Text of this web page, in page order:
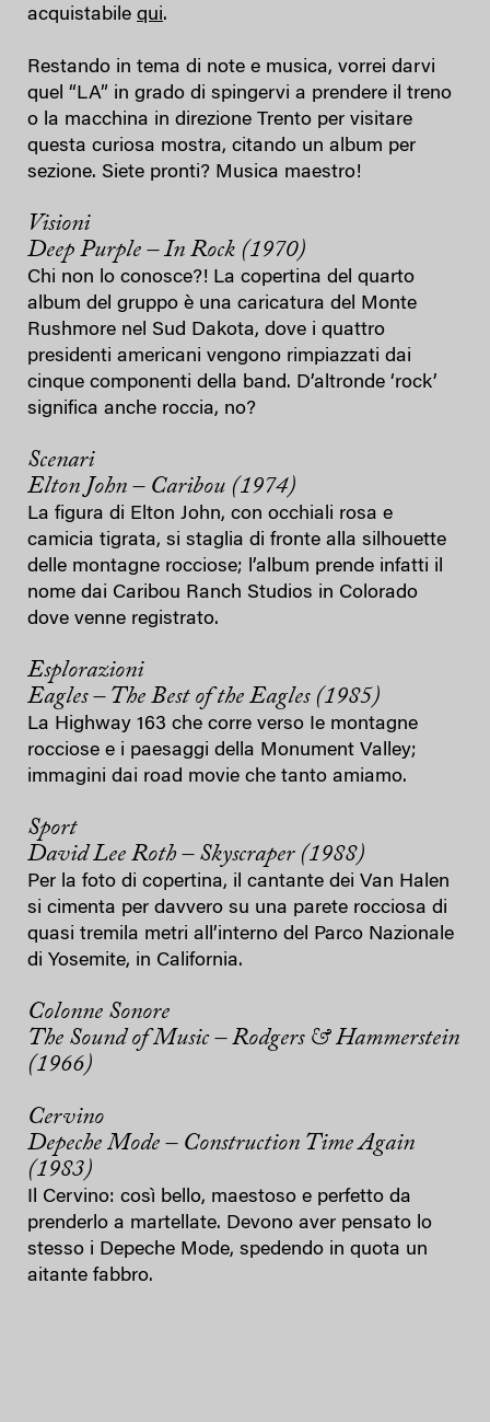
acquistabile qui.
Restando in tema di note e musica, vorrei darvi
quel “LA” in grado di spingervi a prendere il treno
o la macchina in direzione Trento per visitare
questa curiosa mostra, citando un album per
sezione. Siete pronti? Musica maestro!
Visioni
Deep Purple – In Rock (1970)
Chi non lo conosce?! La copertina del quarto
album del gruppo è una caricatura del Monte
Rushmore nel Sud Dakota, dove i quattro
presidenti americani vengono rimpiazzati dai
cinque componenti della band. D’altronde ‘rock’
significa anche roccia, no?
Scenari
Elton John – Caribou (1974)
La figura di Elton John, con occhiali rosa e
camicia tigrata, si staglia di fronte alla silhouette
delle montagne rocciose; l’album prende infatti il
nome dai Caribou Ranch Studios in Colorado
dove venne registrato.
Esplorazioni
Eagles – The Best of the Eagles (1985)
La Highway 163 che corre verso Ie montagne
rocciose e i paesaggi della Monument Valley;
immagini dai road movie che tanto amiamo.
Sport
David Lee Roth – Skyscraper (1988)
Per la foto di copertina, il cantante dei Van Halen
si cimenta per davvero su una parete rocciosa di
quasi tremila metri all’interno del Parco Nazionale
di Yosemite, in California.
Colonne Sonore
The Sound of Music – Rodgers & Hammerstein
(1966)
Cervino
Depeche Mode – Construction Time Again
(1983)
Il Cervino: così bello, maestoso e perfetto da
prenderlo a martellate. Devono aver pensato lo
stesso i Depeche Mode, spedendo in quota un
aitante fabbro.